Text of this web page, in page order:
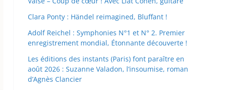
Clara Ponty : Händel reimagined, Bluffant !
Adolf Reichel : Symphonies N°1 et N° 2. Premier
enregistrement mondial, Étonnante découverte !
Les éditions des instants (Paris) font paraître en
août 2026 : Suzanne Valadon, l’insoumise, roman
d’Agnès Clancier